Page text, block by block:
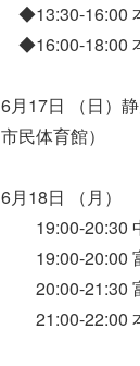
◆13:30-16:00
◆16:00-18:00
6月17日 （日）
市民体育館）
6月18日 （月）
19:00-20:30 中
19:00-20:00 富
20:00-21:30 富
21:00-22:00 本